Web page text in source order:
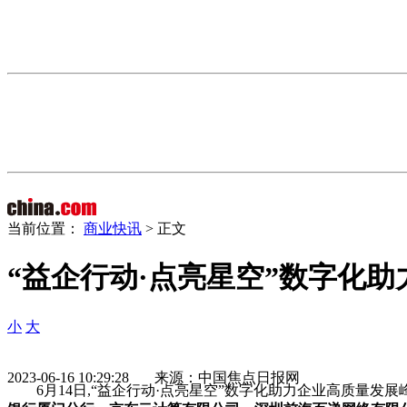
当前位置： 商业快讯 > 正文
“益企行动·点亮星空”数字化
小 大
2023-06-16 10:29:28 来源：中国焦点日报网
6月14日,“益企行动·点亮星空”数字化助力企业高质量发